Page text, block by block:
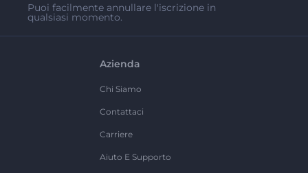
Puoi facilmente annullare l'iscrizione in
qualsiasi momento.
Azienda
Chi Siamo
Contattaci
Carriere
Aiuto E Supporto